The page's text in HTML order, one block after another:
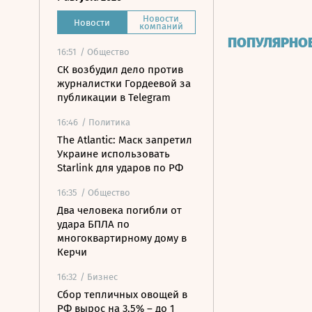
Новости Новости
компаний
16:51 / Общество
СК возбудил дело против
журналистки Гордеевой за
публикации в Telegram
16:46 / Политика
The Atlantic: Маск запретил
Украине использовать
Starlink для ударов по РФ
16:35 / Общество
Два человека погибли от
удара БПЛА по
многоквартирному дому в
Керчи
16:32 / Бизнес
Сбор тепличных овощей в
РФ вырос на 3,5% – до 1